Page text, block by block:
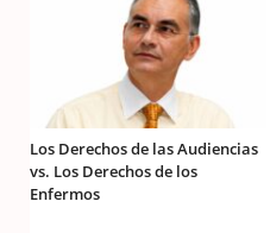
Los Derechos de las Audiencias
vs. Los Derechos de los
Enfermos